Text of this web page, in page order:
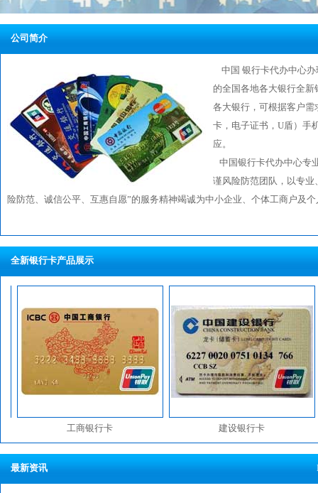
公司简介
中国 银行卡代办中心办
的全国各地各大银行全
各大银行，可根据客户
卡，电子证书，U盾）手
应。
中国银行卡代办中心专
谨风险防范团队，以专
险防范、诚信公平、互惠自愿”的服务精神竭诚为中小企业、个体工商户及
全新银行卡产品展示
工商银行卡 建设银行卡
最新资讯